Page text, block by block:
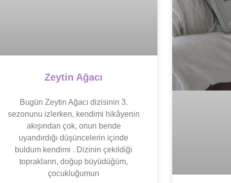
Zeytin Ağacı
Bugün Zeytin Ağacı dizisinin 3.
sezonunu izlerken, kendimi hikâyenin
akışından çok, onun bende
uyandırdığı düşüncelerin içinde
buldum kendimi . Dizinin çekildiği
toprakların, doğup büyüdüğüm,
çocukluğumun